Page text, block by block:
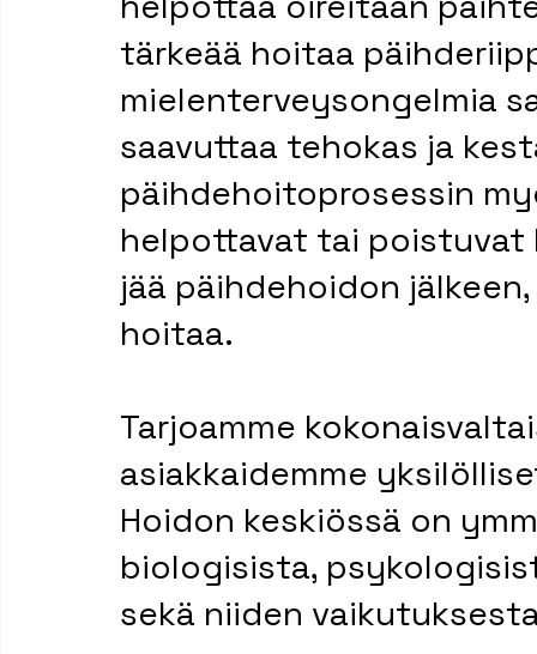
tärkeää hoitaa
mielenterveysongelmia
saavuttaa tehokas ja
päihdehoitoprosessin
helpottavat tai poistuvat
jää päihdehoidon
hoitaa.
Tarjoamme
asiakkaidemme
Hoidon keskiössä on
biologisista,
sekä niiden